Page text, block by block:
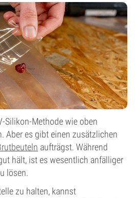
Silikon-Methode wie oben
Aber es gibt einen zusätzlichen
aufträgst. Während
hält, ist es wesentlich anfälliger
lösen.
zu halten, kannst